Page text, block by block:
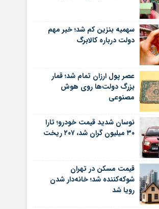
سهمیه بنزین کم شد؛ خبر مهم
دولت درباره کالابرگ
عصر پول ارزان تمام شد؛ قمار
بزرگ دولت‌ها روی هوش
مصنوعی
نوسان شدید قیمت خودرو؛ تارا
۳۰ میلیون گران شد، ۲۰۷ ریخت
قیمت مسکن در تهران
شوکه‌کننده شد؛ خانه‌دار شدن
رویا شد